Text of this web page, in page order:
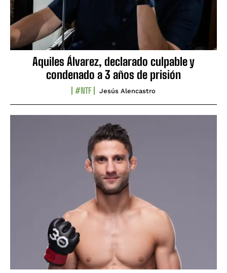
Aquiles Álvarez, declarado culpable y
condenado a 3 años de prisión
#NTF Jesús Alencastro